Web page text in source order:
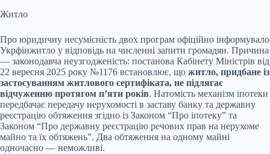
Житло
Про юридичну несумісність двох програм офіційно інформувало
Укрфінжитло у відповідь на численні запити громадян. Причина
— законодавча неузгодженість: постанова Кабінету Міністрів від
22 вересня 2025 року №1176 встановлює, що житло, придбане із
застосуванням житлового сертифіката, не підлягає
відчуженню протягом п’яти років. Натомість механізм іпотеки
передбачає передачу нерухомості в заставу банку та державну
реєстрацію обтяження згідно із Законом “Про іпотеку” та
Законом “Про державну реєстрацію речових прав на нерухоме
майно та їх обтяжень”. Два обтяження на одному майні
одночасно — неможливі.